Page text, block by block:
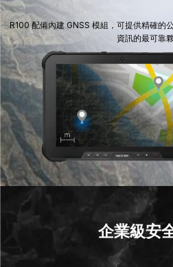
R100 配備內建 GNSS 模組，可提供精確的
資訊的最可靠夥
企業級安